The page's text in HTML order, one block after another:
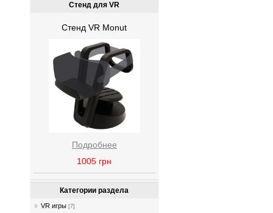
Стенд для VR
Стенд VR Monut
Подробнее
1005 грн
Категории раздела
VR игры [7]